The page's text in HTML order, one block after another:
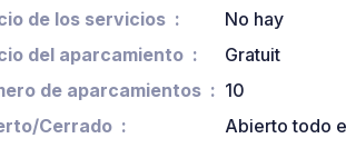
de los servicios
No hay
del aparcamiento
Gratuit
de aparcamientos
10
Cerrado
Abierto todo